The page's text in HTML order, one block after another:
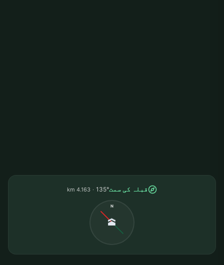
قبلہ کی سمت135°
4.163 km
N
🕋